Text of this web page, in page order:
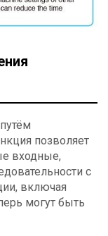
позволяет
входные,
с
включая
могут быть